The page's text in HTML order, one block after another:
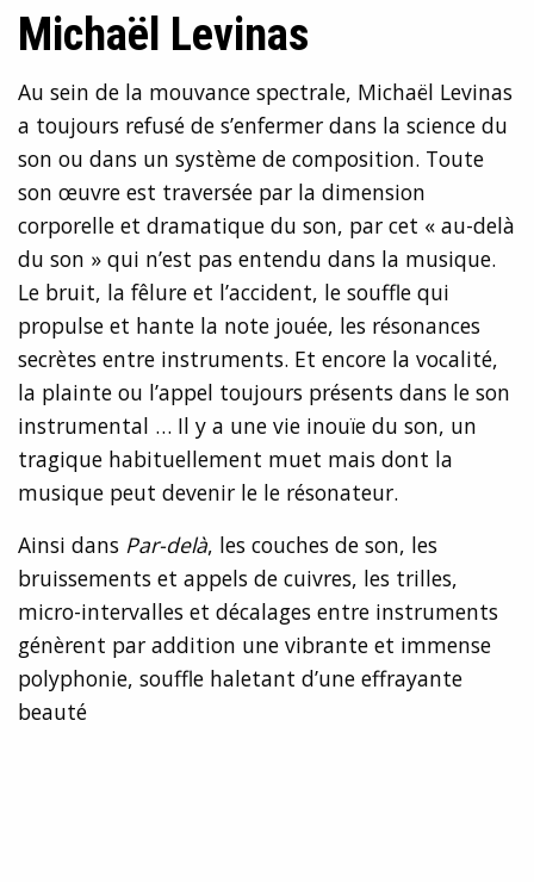
Michaël Levinas
Au sein de la mouvance spectrale, Michaël Levinas
a toujours refusé de s’enfermer dans la science du
son ou dans un système de composition. Toute
son œuvre est traversée par la dimension
corporelle et dramatique du son, par cet « au-delà
du son » qui n’est pas entendu dans la musique.
Le bruit, la fêlure et l’accident, le souffle qui
propulse et hante la note jouée, les résonances
secrètes entre instruments. Et encore la vocalité,
la plainte ou l’appel toujours présents dans le son
instrumental … Il y a une vie inouïe du son, un
tragique habituellement muet mais dont la
musique peut devenir le le résonateur.
Ainsi dans Par-delà, les couches de son, les
bruissements et appels de cuivres, les trilles,
micro-intervalles et décalages entre instruments
génèrent par addition une vibrante et immense
polyphonie, souffle haletant d’une effrayante
beauté